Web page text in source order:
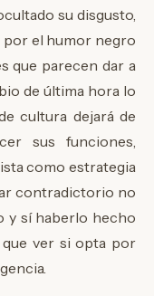
su disgusto,
por el humor negro
que parecen dar a
de última hora lo
cultura dejará de
sus funciones,
como estrategia
contradictorio no
y sí haberlo hecho
ver si opta por